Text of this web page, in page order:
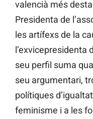
valencià més
Presidenta de
les artífexs de la
l’exvicepresidenta
seu perfil suma
seu argumentari,
polítiques
feminisme i a les